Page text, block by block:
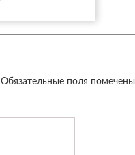
Обязательные поля помечены